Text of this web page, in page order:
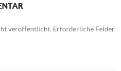
veröffentlicht. Erforderliche Felder